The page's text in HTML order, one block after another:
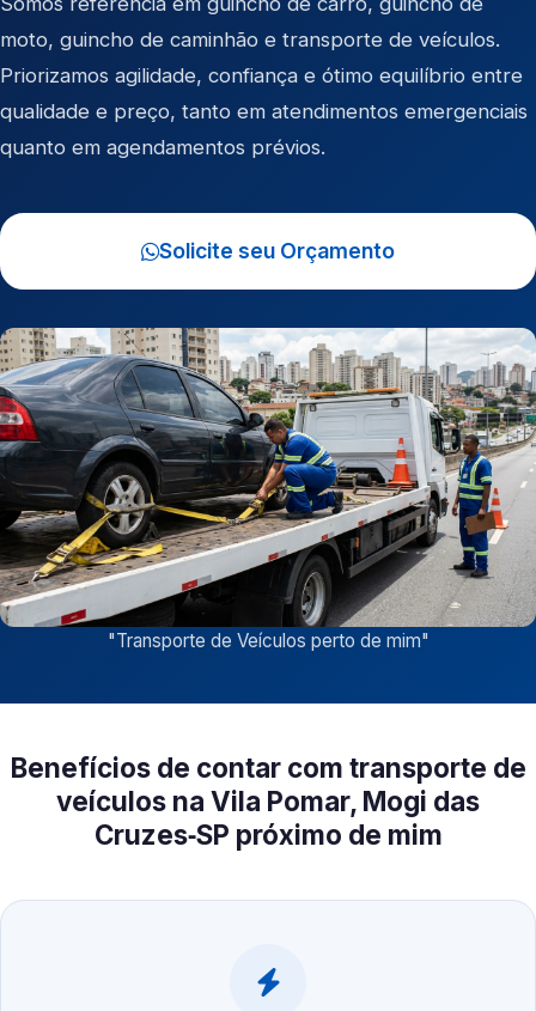
moto, guincho de caminhão e transporte de veículos.
Priorizamos agilidade, confiança e ótimo equilíbrio entre
qualidade e preço, tanto em atendimentos emergenciais
quanto em agendamentos prévios.
Solicite seu Orçamento
"Transporte de Veículos perto de mim"
Benefícios de contar com transporte de
veículos na Vila Pomar, Mogi das
Cruzes‑SP próximo de mim